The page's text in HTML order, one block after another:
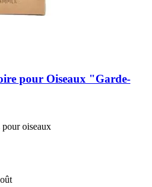
pour Oiseaux "Garde-​
pour oiseaux